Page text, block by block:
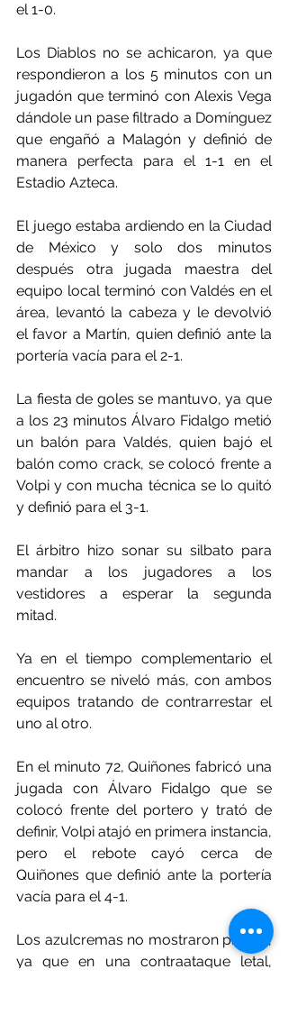
el 1-0.
Los Diablos no se achicaron, ya que
respondieron a los 5 minutos con un
jugadón que terminó con Alexis Vega
dándole un pase filtrado a Domínguez
que engañó a Malagón y definió de
manera perfecta para el 1-1 en el
Estadio Azteca.
El juego estaba ardiendo en la Ciudad
de México y solo dos minutos
después otra jugada maestra del
equipo local terminó con Valdés en el
área, levantó la cabeza y le devolvió
el favor a Martín, quien definió ante la
portería vacía para el 2-1.
La fiesta de goles se mantuvo, ya que
a los 23 minutos Álvaro Fidalgo metió
un balón para Valdés, quien bajó el
balón como crack, se colocó frente a
Volpi y con mucha técnica se lo quitó
y definió para el 3-1.
El árbitro hizo sonar su silbato para
mandar a los jugadores a los
vestidores a esperar la segunda
mitad.
Ya en el tiempo complementario el
encuentro se niveló más, con ambos
equipos tratando de contrarrestar el
uno al otro.
En el minuto 72, Quiñones fabricó una
jugada con Álvaro Fidalgo que se
colocó frente del portero y trató de
definir, Volpi atajó en primera instancia,
pero el rebote cayó cerca de
Quiñones que definió ante la portería
vacía para el 4-1.
Los azulcremas no mostraron piedad,
ya que en una contraataque letal,